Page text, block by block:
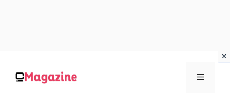
contenuto
MENU